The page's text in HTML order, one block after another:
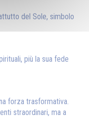
del Sole, simbolo
più la sua fede
forza trasformativa.
straordinari, ma a